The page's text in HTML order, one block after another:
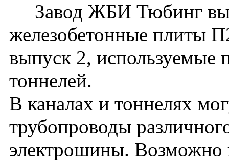
Завод ЖБИ Тюбинг
железобетонные плиты
выпуск 2, используемые
тоннелей.
В каналах и тоннелях
трубопроводы
электрошины. Возможно